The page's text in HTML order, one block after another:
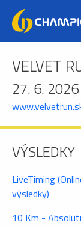
VELVET
27. 6.
VÝSLEDKY
LiveTiming
výsledky)
10 Km -